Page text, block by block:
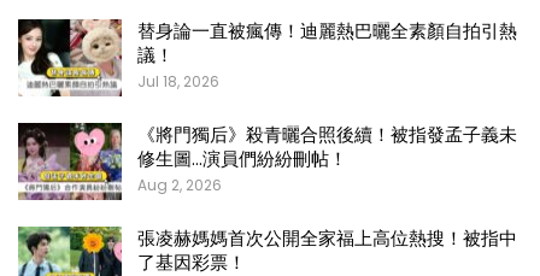
替身論一直被瘋傳！迪麗熱巴曬全素顏自拍引熱
議！
Jul 18, 2026
《將門獨后》殺青曬合照後續！被指發孟子義未
修生圖…演員們紛紛刪帖！
Aug 2, 2026
張凌赫媽媽首次公開全家福上高位熱搜！被指中
了基因彩票！